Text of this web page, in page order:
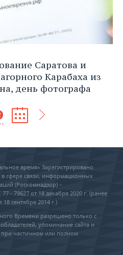
Саратова и
Карабаха из
день фотографа
время» Зарегистрировано
сфере связи, информационных
(Роскомнадзор) –
- 79627 от 18 декабря 2020 г. (ранее
сентября 2014 г.)
Времени разрешено только с
упоминание сайта и
при частичном или полном